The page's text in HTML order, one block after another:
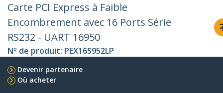
Carte PCI Express à Faible
Encombrement avec 16 Ports Série
RS232 - UART 16950
Nº de produit: PEX16S952LP
Devenir partenaire
Où acheter